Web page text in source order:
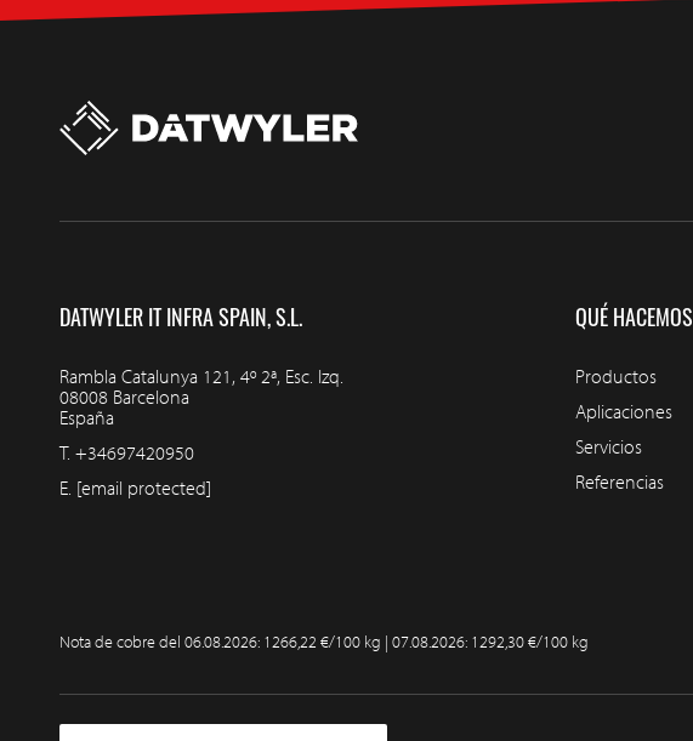
DATWYLER IT INFRA SPAIN, S.L.
Rambla Catalunya 121, 4º 2ª, Esc. Izq.
08008 Barcelona
España
T. +34697420950
E. [email protected]
QUÉ HACEMOS
Productos
Aplicaciones
Servicios
Referencias
Nota de cobre del 06.08.2026: 1266,22 €/100 kg | 07.08.2026: 1292,30 €/100 kg